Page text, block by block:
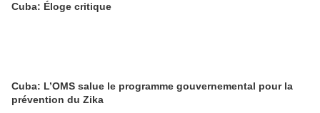
Cuba: Éloge critique
Cuba: L’OMS salue le programme gouvernemental pour la
prévention du Zika